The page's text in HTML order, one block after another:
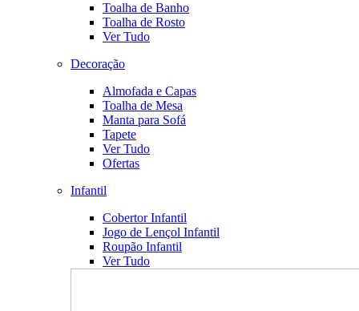
Toalha de Banho
Toalha de Rosto
Ver Tudo
Decoração
Almofada e Capas
Toalha de Mesa
Manta para Sofá
Tapete
Ver Tudo
Ofertas
Infantil
Cobertor Infantil
Jogo de Lençol Infantil
Roupão Infantil
Ver Tudo